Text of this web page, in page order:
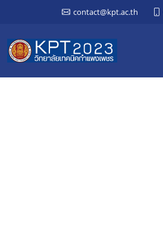
contact@kpt.ac.th